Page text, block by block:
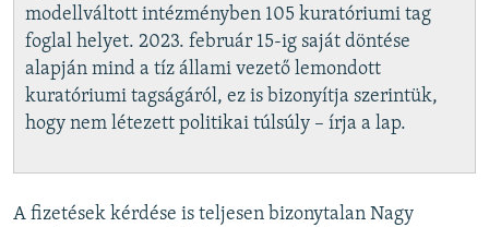
modellváltott intézményben 105 kuratóriumi tag
foglal helyet. 2023. február 15-ig saját döntése
alapján mind a tíz állami vezető lemondott
kuratóriumi tagságáról, ez is bizonyítja szerintük,
hogy nem létezett politikai túlsúly – írja a lap.
A fizetések kérdése is teljesen bizonytalan Nagy